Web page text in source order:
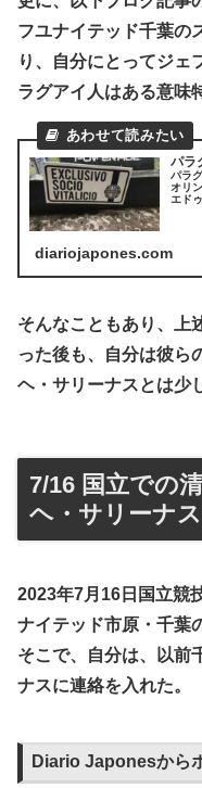
フユナイテッド千葉の
り、自分にとってジェ
ラグアイ人はある意味
パラ
パラ
オリ
エド
diariojapones.com
そんなこともあり、上
った後も、自分は彼ら
ヘ・サリーナスとは少
7/16 国立での
ヘ・サリーナ
2023年7月16日国立競
ナイテッド市原・千葉
そこで、自分は、以前
ナスに連絡を入れた。
Diario Japonesから